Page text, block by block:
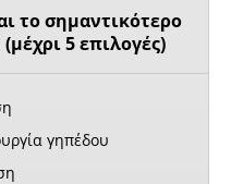
το σημαντικότερο
5 επιλογές)
γηπέδου